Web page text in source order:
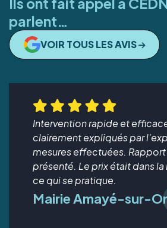
parlent…
VOIR TOUS LES AVIS
Intervention rapide et
clairement expliqués par l'expert suite aux
mesures effectuées. Rapport
présenté. Le prix était dans
ce qui se pratique.
Mairie Amayé-sur-